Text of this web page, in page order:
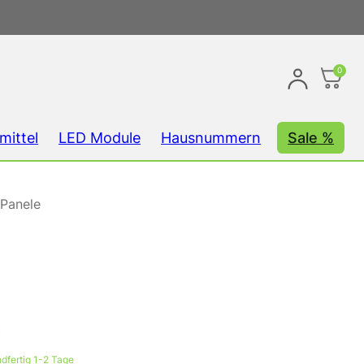
0
LED Module Hausnummern Sale %
1-2 Tage